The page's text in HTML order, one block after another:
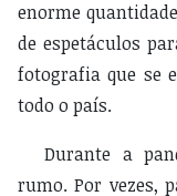
enorme
de espetáculos
fotografia que se
todo o país.
Durante a
rumo. Por vezes,